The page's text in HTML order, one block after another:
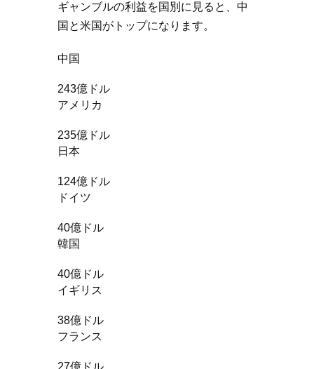
ギャンブルの利益を国別に見ると、中
国と米国がトップになります。
中国
243億ドル
アメリカ
235億ドル
日本
124億ドル
ドイツ
40億ドル
韓国
40億ドル
イギリス
38億ドル
フランス
27億ドル